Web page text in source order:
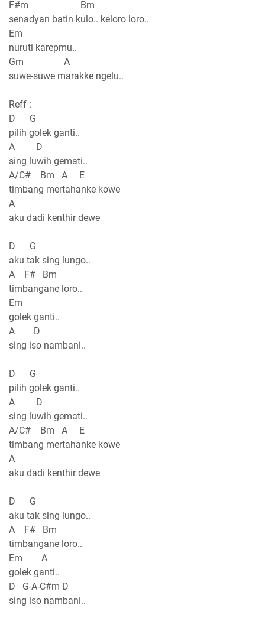
F#m Bm
senadyan batin kulo.. keloro loro..
Em
nuruti karepmu..
Gm A
suwe-suwe marakke ngelu..
Reff :
D G
pilih golek ganti..
A D
sing luwih gemati..
A/C# Bm A E
timbang mertahanke kowe
A
aku dadi kenthir dewe
D G
aku tak sing lungo..
A F# Bm
timbangane loro..
Em
golek ganti..
A D
sing iso nambani..
D G
pilih golek ganti..
A D
sing luwih gemati..
A/C# Bm A E
timbang mertahanke kowe
A
aku dadi kenthir dewe
D G
aku tak sing lungo..
A F# Bm
timbangane loro..
Em A
golek ganti..
D G-A-C#m D
sing iso nambani..